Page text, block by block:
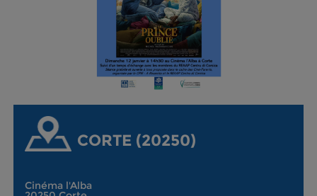
CORTE (20250)
Cinéma l'Alba